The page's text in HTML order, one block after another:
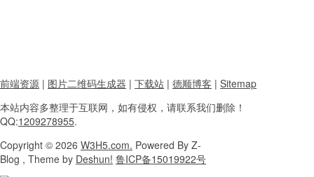
前端资源 | 图片二维码生成器 | 下载站 | 德顺博客 | Sitemap
本站内容多整理于互联网， 如有侵权，请联系我们删除！
QQ:1209278955.
Copyright © 2026 W3H5.com. Powered By Z-
Blog , Theme by Deshun! 鲁ICP备15019922号